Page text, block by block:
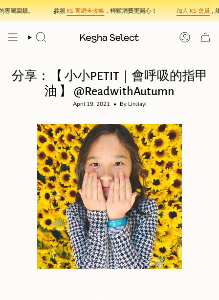
Skip
to
content
回饋。 參照KS 官網全攻略，輕鬆消費更開心！ 加入 KS 會員，讓每
Search Account
分享：【 小小PETIT｜會呼吸的指甲
油 】 @ReadwithAutumn
April 19, 2021 By LinJiayi